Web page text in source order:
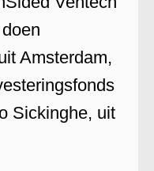
Amsterdam,
Sickinghe, uit